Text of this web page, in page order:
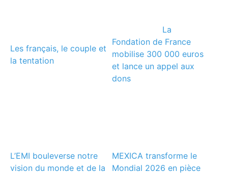
Les français, le couple et
la tentation
La
Fondation de France
mobilise 300 000 euros
et lance un appel aux
dons
L’EMI bouleverse notre
vision du monde et de la
MEXICA transforme le
Mondial 2026 en pièce